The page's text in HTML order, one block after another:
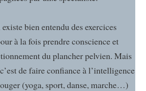
bien entendu des exercices
à la fois prendre conscience et
du plancher pelvien. Mais
de faire confiance à l’intelligence
(yoga, sport, danse, marche…)